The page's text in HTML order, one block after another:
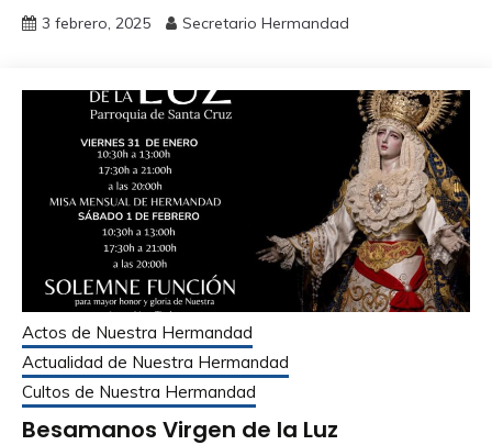
3 febrero, 2025 Secretario Hermandad
Actos de Nuestra Hermandad
Actualidad de Nuestra Hermandad
Cultos de Nuestra Hermandad
Besamanos Virgen de la Luz